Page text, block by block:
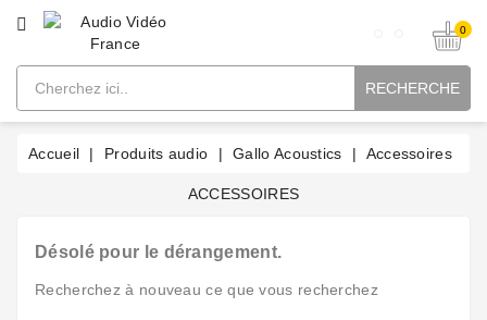
CATÉGORIE
RECHERCHE
0
Accueil Produits audio Gallo Acoustics Accessoires
ACCESSOIRES
Désolé pour le dérangement.
Recherchez à nouveau ce que vous recherchez